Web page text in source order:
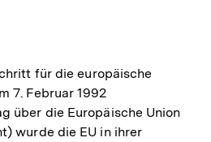
für die europäische
7. Februar 1992
über die Europäische Union
wurde die EU in ihrer